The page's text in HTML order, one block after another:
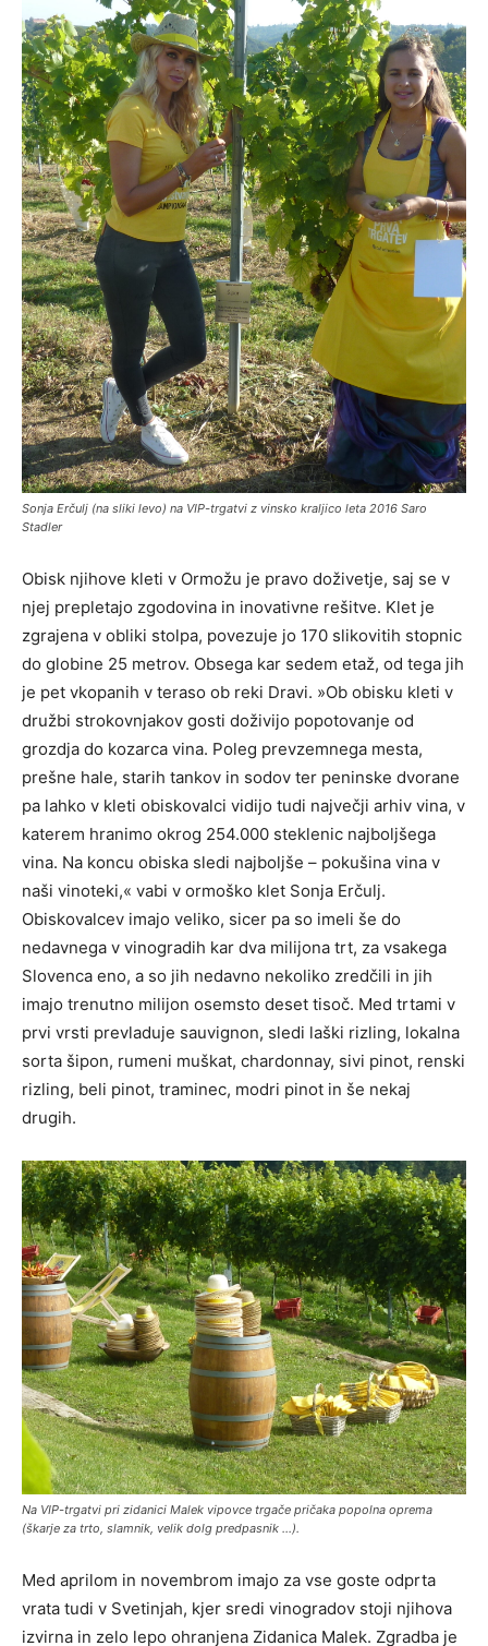
Sonja Erčulj (na sliki levo) na VIP-trgatvi z vinsko kraljico leta 2016 Saro
Stadler
Obisk njihove kleti v Ormožu je pravo doživetje, saj se v
njej prepletajo zgodovina in inovativne rešitve. Klet je
zgrajena v obliki stolpa, povezuje jo 170 slikovitih stopnic
do globine 25 metrov. Obsega kar sedem etaž, od tega jih
je pet vkopanih v teraso ob reki Dravi. »Ob obisku kleti v
družbi strokovnjakov gosti doživijo popotovanje od
grozdja do kozarca vina. Poleg prevzemnega mesta,
prešne hale, starih tankov in sodov ter peninske dvorane
pa lahko v kleti obiskovalci vidijo tudi največji arhiv vina, v
katerem hranimo okrog 254.000 steklenic najboljšega
vina. Na koncu obiska sledi najboljše – pokušina vina v
naši vinoteki,« vabi v ormoško klet Sonja Erčulj.
Obiskovalcev imajo veliko, sicer pa so imeli še do
nedavnega v vinogradih kar dva milijona trt, za vsakega
Slovenca eno, a so jih nedavno nekoliko zredčili in jih
imajo trenutno milijon osemsto deset tisoč. Med trtami v
prvi vrsti prevladuje sauvignon, sledi laški rizling, lokalna
sorta šipon, rumeni muškat, chardonnay, sivi pinot, renski
rizling, beli pinot, traminec, modri pinot in še nekaj
drugih.
Na VIP-trgatvi pri zidanici Malek vipovce trgače pričaka popolna oprema
(škarje za trto, slamnik, velik dolg predpasnik …).
Med aprilom in novembrom imajo za vse goste odprta
vrata tudi v Svetinjah, kjer sredi vinogradov stoji njihova
izvirna in zelo lepo ohranjena Zidanica Malek. Zgradba je